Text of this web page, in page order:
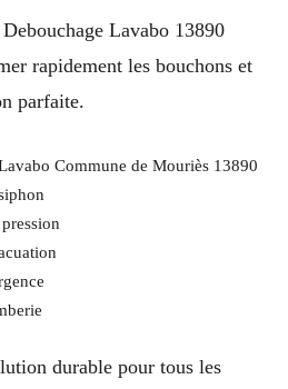
Lavabo 13890
rapidement les bouchons et
parfaite.
Commune de Mouriès 13890
durable pour tous les